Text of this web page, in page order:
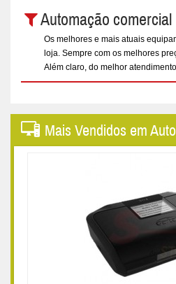
Automação comercial
Os melhores e mais atuais
loja. Sempre com os melhores
Além claro, do melhor
Mais Vendidos em